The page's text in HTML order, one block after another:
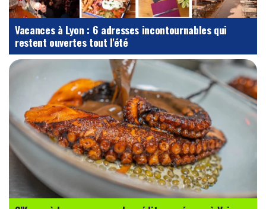
Vacances à Lyon : 6 adresses incontournables qui
restent ouvertes tout l'été